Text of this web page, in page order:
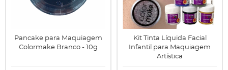
Pancake para Maquiagem
Colormake Branco - 10g
Kit Tinta Líquida Facial
Infantil para Maquiagem
Artística